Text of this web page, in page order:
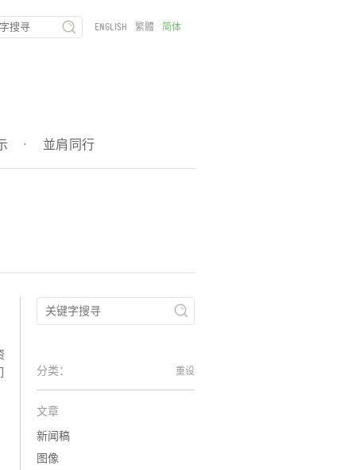
· 並肩同行
ENGLISH 繁體 简体
分类： 重设
文章
新闻稿
图像